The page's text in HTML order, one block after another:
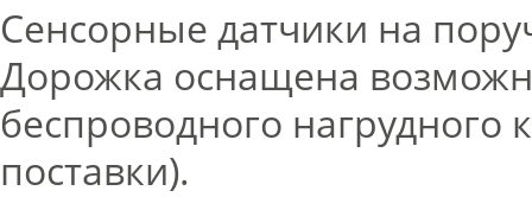
Сенсорные датчики на
Дорожка оснащена
беспроводного нагрудного
поставки).